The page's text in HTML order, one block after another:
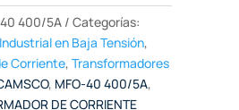
400/5A
Categorías:
en Baja Tensión,
Corriente,Transformadores
, MFO-40 400/5A,
DE CORRIENTE